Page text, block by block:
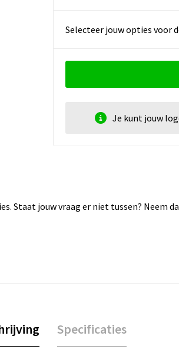
Selecteer jouw opties voor
Je kunt jouw
Staat jouw vraag er niet tussen? Neem
Specificaties